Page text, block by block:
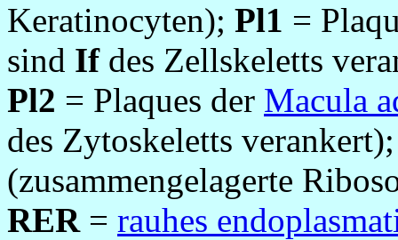
Keratinocyten); Pl1 =
sind Ifdes Zellskeletts
Pl2 = Plaques der Macula
des Zytoskeletts
(zusammengelagerte
RER= rauhes